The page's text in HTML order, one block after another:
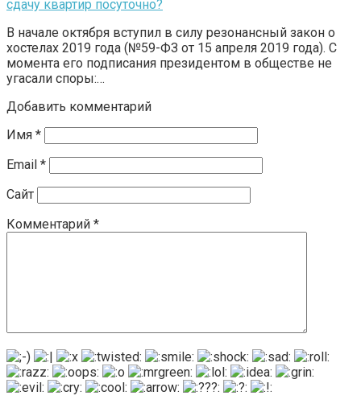
сдачу квартир посуточно?
В начале октября вступил в силу резонансный закон о
хостелах 2019 года (№59-ФЗ от 15 апреля 2019 года). С
момента его подписания президентом в обществе не
угасали споры:…
Добавить комментарий
Имя *
Email *
Сайт
Комментарий *